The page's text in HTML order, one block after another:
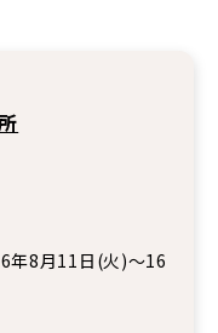
年8月11日(火)～16